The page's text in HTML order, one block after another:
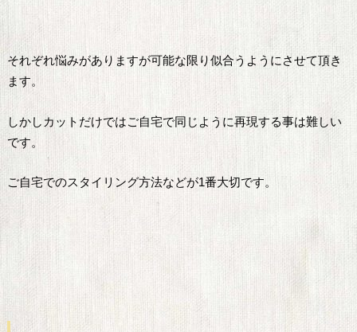
それぞれ悩みがありますが可能な限り似合うようにさせて頂き
ます。
しかしカットだけではご自宅で同じように再現する事は難しい
です。
ご自宅でのスタイリング方法などが1番大切です。